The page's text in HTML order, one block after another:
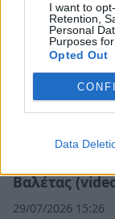
I want to
Retention,
Personal
Purposes
Opted Out
Data
Βαλέτας
29/07/2026 15:26